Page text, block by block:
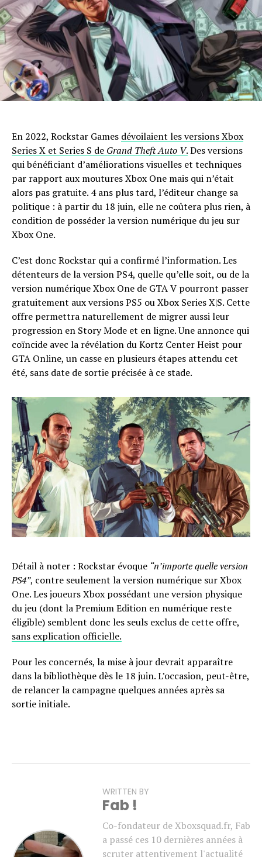
En 2022, Rockstar Games dévoilaient les versions Xbox
Series X et Series S de Grand Theft Auto V.Des versions
qui bénéficiant d’améliorations visuelles et techniques
par rapport aux moutures Xbox One mais qui n’était
alors pas gratuite. 4 ans plus tard, l’éditeur change sa
politique : à partir du 18 juin, elle ne coûtera plus rien, à
condition de posséder la version numérique du jeu sur
Xbox One.
C’est donc Rockstar qui a confirmé l’information. Les
détenteurs de la version PS4, quelle qu’elle soit, ou de la
version numérique Xbox One de GTA V pourront passer
gratuitement aux versions PS5 ou Xbox Series X|S. Cette
offre permettra naturellement de migrer aussi leur
progression en Story Mode et en ligne. Une annonce qui
coïncide avec la révélation du Kortz Center Heist pour
GTA Online, un casse en plusieurs étapes attendu cet
été, sans date de sortie précisée à ce stade.
Détail à noter : Rockstar évoque “n’importe quelle version
PS4”, contre seulement la version numérique sur Xbox
One. Les joueurs Xbox possédant une version physique
du jeu (dont la Premium Edition en numérique reste
éligible) semblent donc les seuls exclus de cette offre,
sans explication officielle.
Pour les concernés, la mise à jour devrait apparaître
dans la bibliothèque dès le 18 juin. L’occasion, peut-être,
de relancer la campagne quelques années après sa
sortie initiale.
WRITTEN BY
Fab !
Co-fondateur de Xboxsquad.fr, Fab
a passé ces 10 dernières années à
scruter attentivement l'actualité